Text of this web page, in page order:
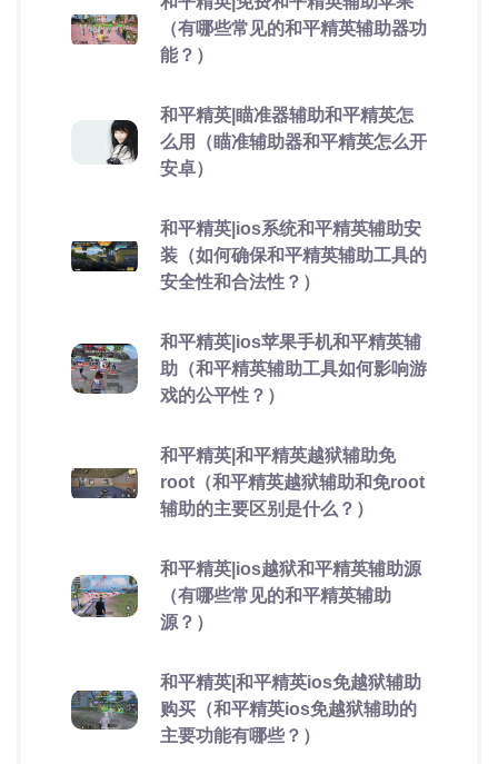
（有哪些常见的和平精英辅助器功
能？）
和平精英|瞄准器辅助和平精英怎
么用（瞄准辅助器和平精英怎么开
安卓）
和平精英|ios系统和平精英辅助安
装（如何确保和平精英辅助工具的
安全性和合法性？）
和平精英|ios苹果手机和平精英辅
助（和平精英辅助工具如何影响游
戏的公平性？）
和平精英|和平精英越狱辅助免
root（和平精英越狱辅助和免root
辅助的主要区别是什么？）
和平精英|ios越狱和平精英辅助源
（有哪些常见的和平精英辅助
源？）
和平精英|和平精英ios免越狱辅助
购买（和平精英ios免越狱辅助的
主要功能有哪些？）